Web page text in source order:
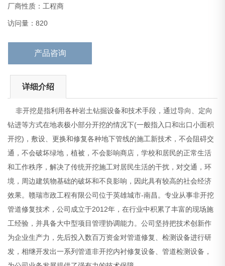
环境，周边建筑物基础的破坏和不良影响，因此具有较高的社会经
济效果。赣瑞市政工程有限公司位于英雄城市-南昌。专
厂商性质：工程商
访问量：820
产品咨询
详细介绍
非开挖是指利用各种岩土钻掘设备和技术手段，通过导向、定向
钻进等方式在地表极小部分开挖的情况下(一般指入口和出口小面积
开挖)，敷设、更换和修复各种地下管线的施工新技术，不会阻碍交
通，不会破坏绿地，植被，不会影响商店，学校和居民的正常生活
和工作秩序，解决了传统开挖施工对居民生活的干扰，对交通，环
境，周边建筑物基础的破坏和不良影响，因此具有较高的社会经济
效果。赣瑞市政工程有限公司位于英雄城市-南昌。专业从事非开挖
管道修复技术，公司成立于2012年，在行业中积累了丰富的现场施
工经验，并具备大中型项目管理协调能力。公司坚持把技术创新作
为企业生产力，先后投入数百万资金对管道修复、检测设备进行研
发，相继开发出一系列管道非开挖内衬修复设备、管道检测设备，